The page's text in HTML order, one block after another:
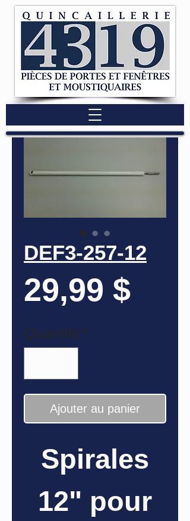
DEF3-257-12
29,99 $Prix
Quantité *
Ajouter au panier
Spirales
12" pour